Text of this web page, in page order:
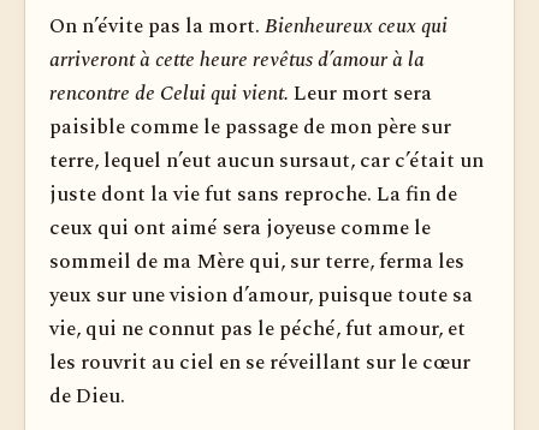
On n’évite pas la mort.Bienheureux ceux qui
arriveront à cette heure revêtus d’amour à la
rencontre de Celui qui vient.Leur mort sera
paisible comme le passage de mon père sur
terre, lequel n’eut aucun sursaut, car c’était un
juste dont la vie fut sans reproche. La fin de
ceux qui ont aimé sera joyeuse comme le
sommeil de ma Mère qui, sur terre, ferma les
yeux sur une vision d’amour, puisque toute sa
vie, qui ne connut pas le péché, fut amour, et
les rouvrit au ciel en se réveillant sur le cœur
de Dieu.